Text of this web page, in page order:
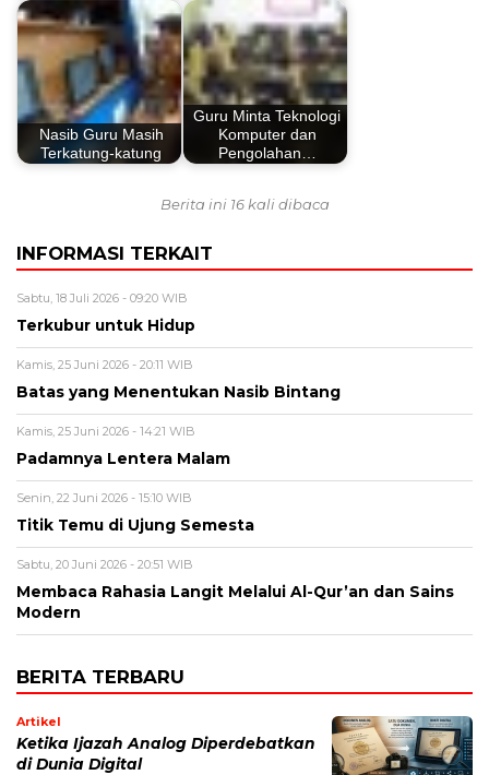
Nasib Guru Masih
Terkatung-katung
Guru Minta Teknologi
Komputer dan
Pengolahan…
Berita ini 16 kali dibaca
INFORMASI TERKAIT
Sabtu, 18 Juli 2026 - 09:20 WIB
Terkubur untuk Hidup
Kamis, 25 Juni 2026 - 20:11 WIB
Batas yang Menentukan Nasib Bintang
Kamis, 25 Juni 2026 - 14:21 WIB
Padamnya Lentera Malam
Senin, 22 Juni 2026 - 15:10 WIB
Titik Temu di Ujung Semesta
Sabtu, 20 Juni 2026 - 20:51 WIB
Membaca Rahasia Langit Melalui Al-Qur’an dan Sains
Modern
BERITA TERBARU
Artikel
Ketika Ijazah Analog Diperdebatkan
di Dunia Digital